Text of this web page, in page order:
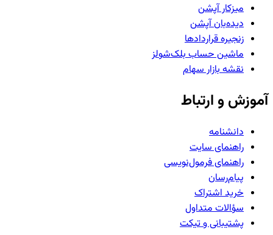
میزکار آپشن
دیده‌بان آپشن
زنجیره قراردادها
ماشین حساب بلک‌شولز
نقشه بازار سهام
آموزش و ارتباط
دانشنامه
راهنمای سایت
راهنمای فرمول‌نویسی
پیام‌رسان
خرید اشتراک
سؤالات متداول
پشتیبانی و تیکت